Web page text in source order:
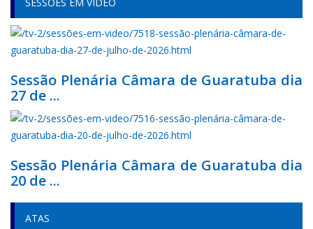
Sessão Plenária Câmara de Guaratuba dia
27 de ...
Sessão Plenária Câmara de Guaratuba dia
20 de ...
ATAS